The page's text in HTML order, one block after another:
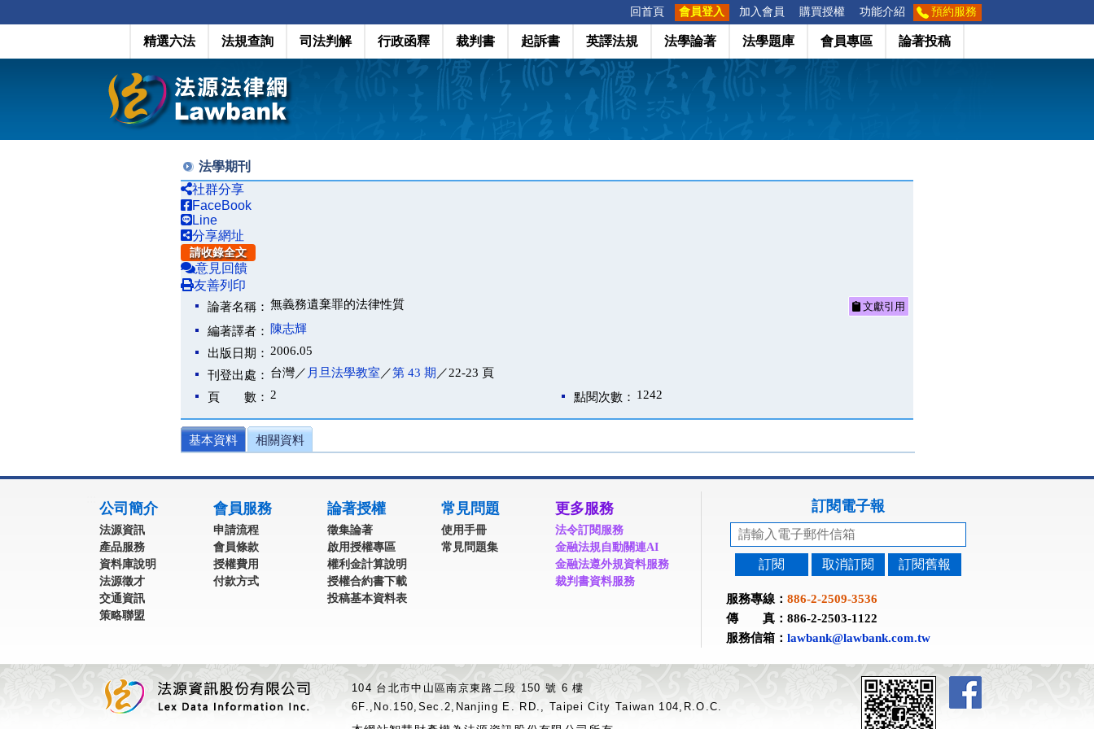
回首頁 會員登入 加入會員 購買授權 功能介紹 預約服務
精選六法 法規查詢 司法判解 行政函釋 裁判書 起訴書 英譯法規 法學論著 法學題庫 會員專區 論著投稿
法學期刊
社群分享
FaceBook
Line
分享網址
請收錄全文
意見回饋
友善列印
論著名稱： 無義務遺棄罪的法律性質 文獻引用
編著譯者：
陳志輝
出版日期： 2006.05
刊登出處： 台灣／ 月旦法學教室 ／第 43 期 ／22-23 頁
頁 數： 2 點閱次數： 1242
基本資料 相關資料
公司簡介
法源資訊
產品服務
資料庫說明
法源徵才
交通資訊
策略聯盟
會員服務
申請流程
會員條款
授權費用
付款方式
論著授權
徵集論著
啟用授權專區
權利金計算說明
授權合約書下載
投稿基本資料表
常見問題
使用手冊
常見問題集
更多服務
法令訂閱服務
金融法規自動關連AI
金融法遵外規資料服務
裁判書資料服務
訂閱電子報
訂閱 取消訂閱 訂閱舊報
服務專線： 886-2-2509-3536
傳 真：886-2-2503-1122
服務信箱： lawbank@lawbank.com.tw
104 台北市中山區南京東路二段 150 號 6 樓
6F.,No.150,Sec.2,Nanjing E. RD., Taipei City Taiwan 104,R.O.C.